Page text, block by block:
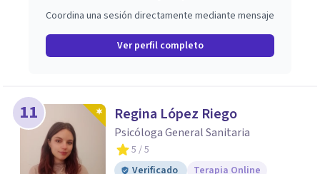
Coordina una sesión directamente mediante mensaje
Ver perfil completo
11 Regina López Riego
Psicóloga General Sanitaria
5 / 5
Verificado
Terapia Online